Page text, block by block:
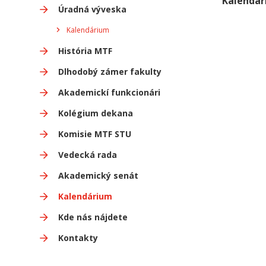
Úradná výveska
Kalendárium
História MTF
Dlhodobý zámer fakulty
Akademickí funkcionári
Kolégium dekana
Komisie MTF STU
Vedecká rada
Akademický senát
Kalendárium
Kde nás nájdete
Kontakty